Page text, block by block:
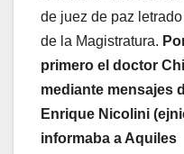
de juez de paz
de la Magistratura.
primero el doctor
mediante mensajes
Enrique Nicolini
informaba a Aquiles